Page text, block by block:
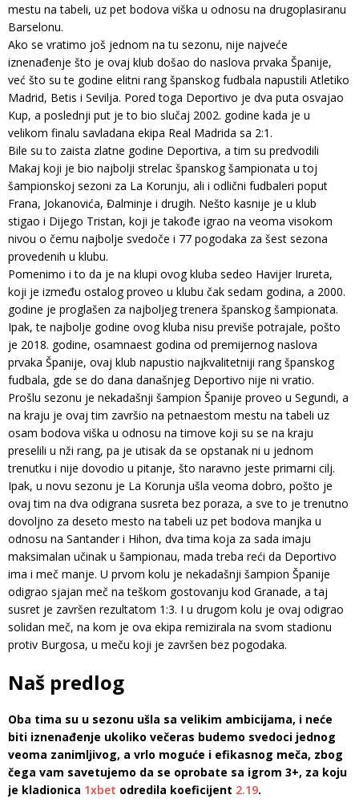
mestu na tabeli, uz pet bodova viška u odnosu na drugoplasiranu
Barselonu.
Ako se vratimo još jednom na tu sezonu, nije najveće
iznenađenje što je ovaj klub došao do naslova prvaka Španije,
već što su te godine elitni rang španskog fudbala napustili Atletiko
Madrid, Betis i Sevilja. Pored toga Deportivo je dva puta osvajao
Kup, a poslednji put je to bio slučaj 2002. godine kada je u
velikom finalu savladana ekipa Real Madrida sa 2:1.
Bile su to zaista zlatne godine Deportiva, a tim su predvodili
Makaj koji je bio najbolji strelac španskog šampionata u toj
šampionskoj sezoni za La Korunju, ali i odlični fudbaleri poput
Frana, Jokanovića, Đalminje i drugih. Nešto kasnije je u klub
stigao i Dijego Tristan, koji je takođe igrao na veoma visokom
nivou o čemu najbolje svedoče i 77 pogodaka za šest sezona
provedenih u klubu.
Pomenimo i to da je na klupi ovog kluba sedeo Havijer Irureta,
koji je između ostalog proveo u klubu čak sedam godina, a 2000.
godine je proglašen za najboljeg trenera španskog šampionata.
Ipak, te najbolje godine ovog kluba nisu previše potrajale, pošto
je 2018. godine, osamnaest godina od premijernog naslova
prvaka Španije, ovaj klub napustio najkvalitetniji rang španskog
fudbala, gde se do dana današnjeg Deportivo nije ni vratio.
Prošlu sezonu je nekadašnji šampion Španije proveo u Segundi, a
na kraju je ovaj tim završio na petnaestom mestu na tabeli uz
osam bodova viška u odnosu na timove koji su se na kraju
preselili u nži rang, pa je utisak da se opstanak ni u jednom
trenutku i nije dovodio u pitanje, što naravno jeste primarni cilj.
Ipak, u novu sezonu je La Korunja ušla veoma dobro, pošto je
ovaj tim na dva odigrana susreta bez poraza, a sve to je trenutno
dovoljno za deseto mesto na tabeli uz pet bodova manjka u
odnosu na Santander i Hihon, dva tima koja za sada imaju
maksimalan učinak u šampionau, mada treba reći da Deportivo
ima i meč manje. U prvom kolu je nekadašnji šampion Španije
odigrao sjajan meč na teškom gostovanju kod Granade, a taj
susret je završen rezultatom 1:3. I u drugom kolu je ovaj odigrao
solidan meč, na kom je ova ekipa remizirala na svom stadionu
protiv Burgosa, u meču koji je završen bez pogodaka.
Naš predlog
Oba tima su u sezonu ušla sa velikim ambicijama, i neće
biti iznenađenje ukoliko večeras budemo svedoci jednog
veoma zanimljivog, a vrlo moguće i efikasnog meča, zbog
čega vam savetujemo da se oprobate sa igrom 3+, za koju
je kladionica 1xbet odredila koeficijent 2.19.